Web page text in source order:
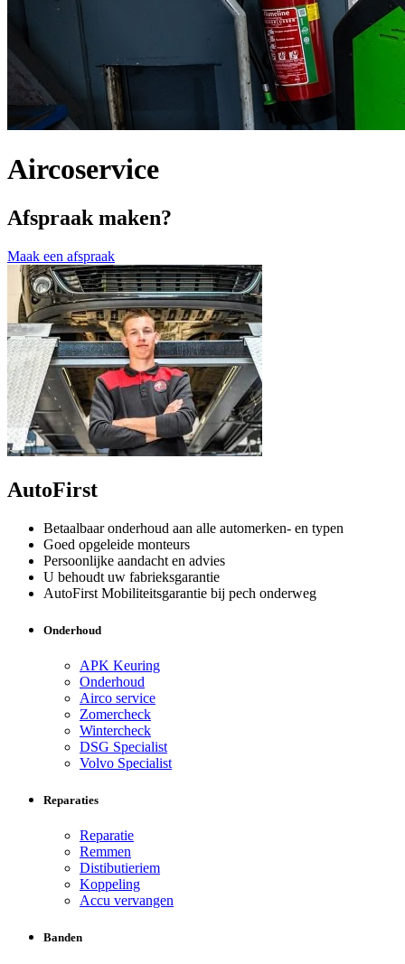
Aircoservice
Afspraak maken?
Maak een afspraak
AutoFirst
Betaalbaar onderhoud aan alle automerken- en typen
Goed opgeleide monteurs
Persoonlijke aandacht en advies
U behoudt uw fabrieksgarantie
AutoFirst Mobiliteitsgarantie bij pech onderweg
Onderhoud
APK Keuring
Onderhoud
Airco service
Zomercheck
Wintercheck
DSG Specialist
Volvo Specialist
Reparaties
Reparatie
Remmen
Distibutieriem
Koppeling
Accu vervangen
Banden